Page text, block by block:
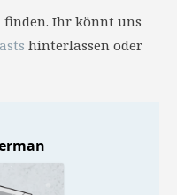
Ihr könnt uns
hinterlassen oder